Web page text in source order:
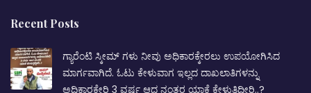
Recent Posts
ಗ್ಯಾರೆಂಟಿ ಸ್ಕೀಮ್ ಗಳು ನೀವು ಅಧಿಕಾರಕ್ಕೇರಲು ಉಪಯೋಗಿಸಿದ
ಮಾರ್ಗವಾಗಿದೆ. ಓಟು ಕೇಳುವಾಗ ಇಲ್ಲದ ದಾಖಲಾತಿಗಳನ್ನು
ಅಧಿಕಾರಕೇರಿ 3 ವರ್ಷ ಆದ ನಂತರ ಯಾಕೆ ಕೇಳುತ್ತಿದ್ದೀರಿ..?